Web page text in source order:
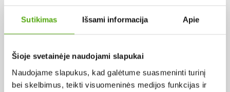
Sutikimas Išsami informacija Apie
Šioje svetainėje naudojami slapukai
Naudojame slapukus, kad galėtume suasmeninti turinį
bei skelbimus, teikti visuomeninės medijos funkcijas ir
Liuksemburgas
Pagal abėcėlę:
Rezultatų nerasta...